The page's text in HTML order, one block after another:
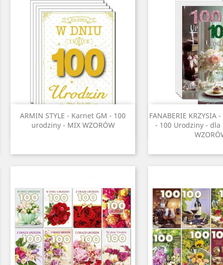
ARMIN STYLE - Karnet GM - 100
urodziny - MIX WZORÓW
Szybki podgląd
FANABERIE KRZYSIA
- 100 Urodziny - dla
 Szybki